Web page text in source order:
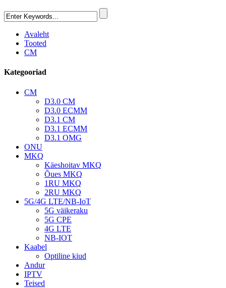
Avaleht
Tooted
CM
Kategooriad
CM
D3.0 CM
D3.0 ECMM
D3.1 CM
D3.1 ECMM
D3.1 OMG
ONU
MKQ
Käeshoitav MKQ
Õues MKQ
1RU MKQ
2RU MKQ
5G/4G LTE/NB-IoT
5G väikeraku
5G CPE
4G LTE
NB-IOT
Kaabel
Optiline kiud
Andur
IPTV
Teised